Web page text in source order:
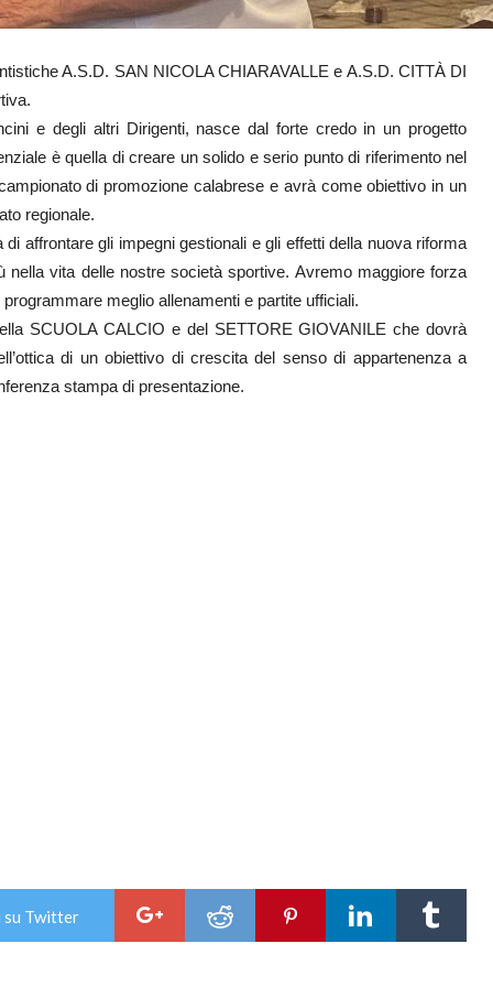
A.S.D. SAN NICOLA CHIARAVALLE e A.S.D. CITTÀ DI
e degli altri Dirigenti, nasce dal forte credo in un progetto
è quella di creare un solido e serio punto di riferimento nel
di promozione calabrese e avrà come obiettivo in un
regionale.
affrontare gli impegni gestionali e gli effetti della nuova riforma
vita delle nostre società sportive. Avremo maggiore forza
meglio allenamenti e partite ufficiali.
SCUOLA CALCIO e del SETTORE GIOVANILE che dovrà
di un obiettivo di crescita del senso di appartenenza a
stampa di presentazione.
su Twitter